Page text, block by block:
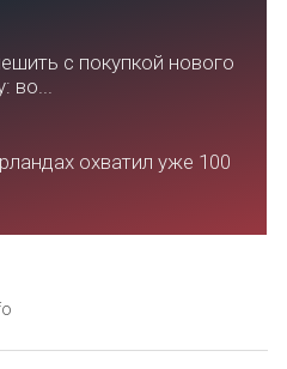
с покупкой нового
во...
охватил уже 100